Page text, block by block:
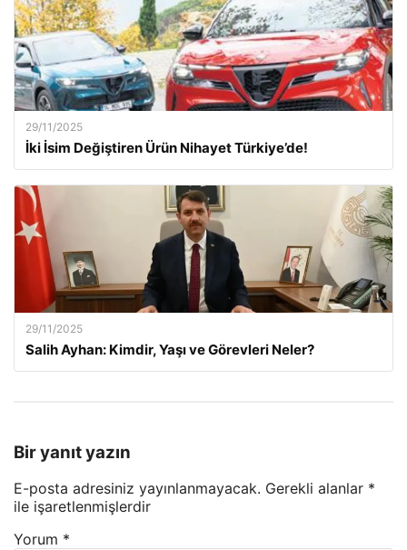
29/11/2025
İki İsim Değiştiren Ürün Nihayet Türkiye’de!
29/11/2025
Salih Ayhan: Kimdir, Yaşı ve Görevleri Neler?
Bir yanıt yazın
E-posta adresiniz yayınlanmayacak. Gerekli alanlar *
ile işaretlenmişlerdir
Yorum *